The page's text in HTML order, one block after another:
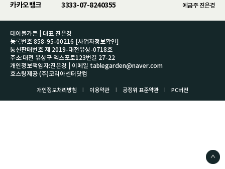
카카오뱅크 3333-07-8240355 예금주 진은경
테이블가든 | 대표 진은경
등록번호 858-95-00216 [사업자정보확인]
통신판매번호 제 2019-대전유성-0718호
주소:대전 유성구 엑스포로123번길 27-22
개인정보책임자:진은경 | 이메일 tablegarden@naver.com
호스팅제공 (주)코리아센터닷컴
개인정보처리방침 l 이용약관 l 공정위 표준약관 l PC버전